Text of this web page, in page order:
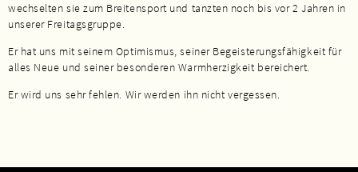
wechselten sie zum Breitensport und tanzten noch bis vor 2 Jahren in
unserer Freitagsgruppe.
Er hat uns mit seinem Optimismus, seiner Begeisterungsfähigkeit für
alles Neue und seiner besonderen Warmherzigkeit bereichert.
Er wird uns sehr fehlen. Wir werden ihn nicht vergessen.